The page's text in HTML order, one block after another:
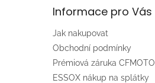
Informace pro Vás
Jak nakupovat
Obchodní podmínky
Prémiová záruka CFMOTO
ESSOX nákup na splátky